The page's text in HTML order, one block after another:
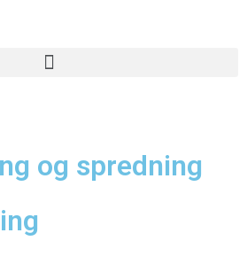
og spredning​